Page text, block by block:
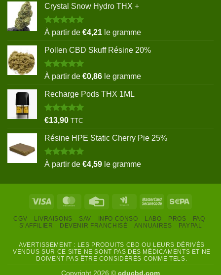
Crystal Snow Hydro THX +
Note5.00
sur 5
À partir de €4,21 le gramme
Pollen CBD Skuff Résine 20%
Note5.00
sur 5
À partir de €0,86 le gramme
Recharge Pods THX 1ML
Note5.00
€13,90 TTC
Résine HPE Static Cherry Pie 25%
Note5.00
sur 5
À partir de €4,59 le gramme
Visa MasterCardCredit
Google
MasterCard
CGV LIVRAISONS SAV INFO CONSO LABO PROS
FAQ
S’AFFILIER
DEVENIR FRANCHISÉ ANNUAIRES PAYPAL
AVERTISSEMENT : LES PRODUITS CBD OU LEURS DÉRIVÉS
VENDUS SUR CE SITE NE SONT PAS DES MÉDICAMENTS ET NE
DOIVENT PAS ÊTRE CONSIDÉRÉS COMME TELS.
Copyright 2026 © cducbd.com